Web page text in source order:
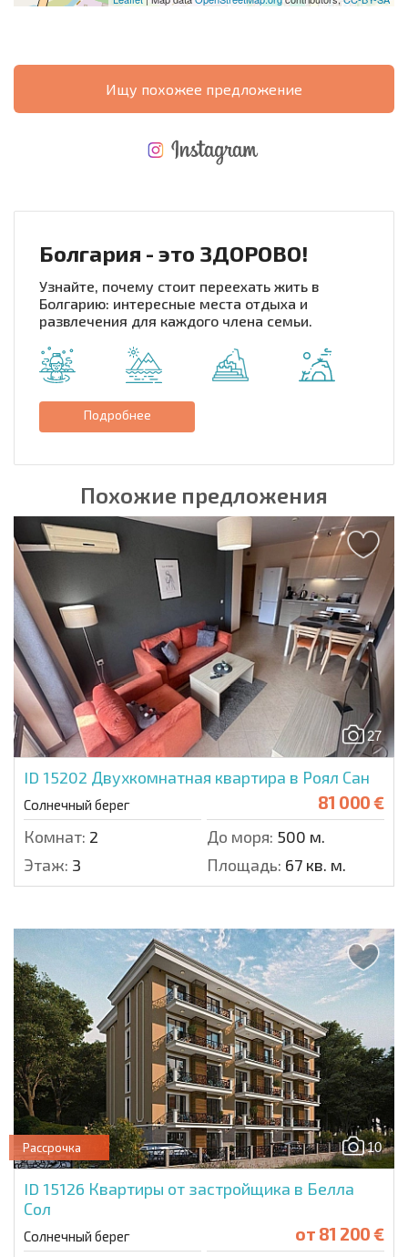
Ищу похожее предложение
Болгария - это ЗДОРОВО!
Узнайте, почему стоит переехать жить в
Болгарию: интересные места отдыха и
развлечения для каждого члена семьи.
Подробнее
Похожие предложения
27
ID 15202 Двухкомнатная квартира в Роял Сан
Солнечный берег 81 000 €
Комнат: 2 До моря: 500 м.
Этаж: 3 Площадь: 67 кв. м.
10
Рассрочка
ID 15126 Квартиры от застройщика в Белла
Сол
Солнечный берег от 81 200 €